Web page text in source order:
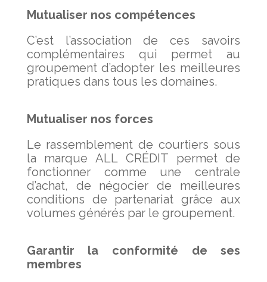
Mutualiser nos compétences
C’est l’association de ces savoirs
complémentaires qui permet au
groupement d’adopter les meilleures
pratiques dans tous les domaines.
Mutualiser nos forces
Le rassemblement de courtiers sous
la marque ALL CRÉDIT permet de
fonctionner comme une centrale
d’achat, de négocier de meilleures
conditions de partenariat grâce aux
volumes générés par le groupement.
Garantir la conformité de ses
membres